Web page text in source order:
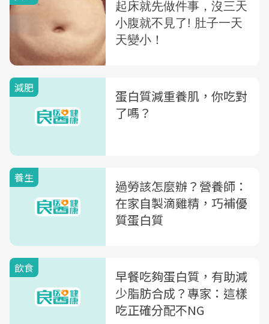
減肥
蛋白質減重養肌，你吃對
了嗎？
養生
過勞該怎麼辦？營養師：
在家自製滴雞精，巧補優
質蛋白質
飲食
早餐吃夠蛋白質，有助減
少脂肪合成？專家：這樣
吃正確分配不NG